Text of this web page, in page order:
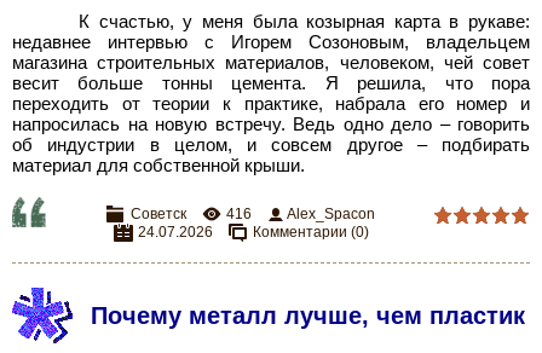
К счастью, у меня была козырная карта в рукаве:
недавнее интервью с Игорем Созоновым, владельцем
магазина строительных материалов, человеком, чей совет
весит больше тонны цемента. Я решила, что пора
переходить от теории к практике, набрала его номер и
напросилась на новую встречу. Ведь одно дело – говорить
об индустрии в целом, и совсем другое – подбирать
материал для собственной крыши.
Советск 416
Alex_Spacon
24.07.2026
Комментарии (0)
Почему металл лучше, чем пластик